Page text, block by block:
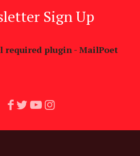
Sign Up
required plugin - MailPoet